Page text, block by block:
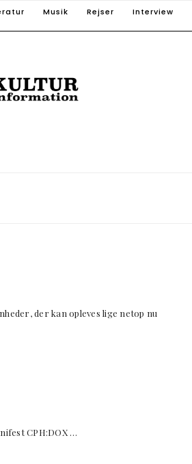
Musik Rejser Interview
der kan opleves lige netop nu
CPH:DOX …